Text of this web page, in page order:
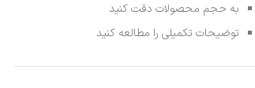
به حجم محصولات دقت کنید
توضیحات تکمیلی را مطالعه کنید